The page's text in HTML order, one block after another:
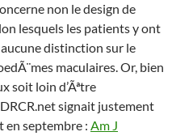
non le design de
lesquels les patients y ont
distinction sur le
maculaires. Or, bien
soit loin d’Ãªtre
signait justement
septembre : Am J